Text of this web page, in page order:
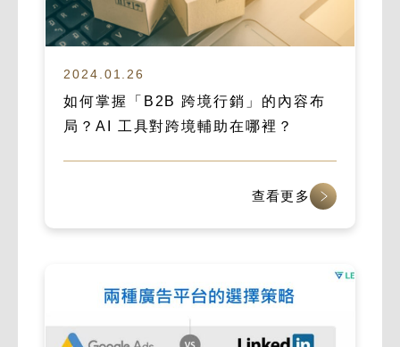
2024.01.26
如何掌握「B2B 跨境行銷」的內容布
局？AI 工具對跨境輔助在哪裡？
查看更多